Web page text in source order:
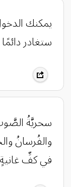
‏يمكنك
ستغادر
‏سحريَّةُ
والفُرسانُ
في كفِّ